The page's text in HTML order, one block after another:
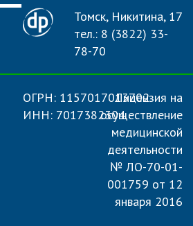
Томск, Никитина, 17
тел.: 8 (3822) 33-
78-70
ОГРН: 1157017013702
ИНН: 7017382304
Лицензия на
осуществление
медицинской
деятельности
№ ЛО-70-01-
001759 от 12
января 2016